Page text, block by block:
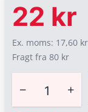
22 kr
Ex. moms: 17,60 kr
Fragt fra 80 kr
− +